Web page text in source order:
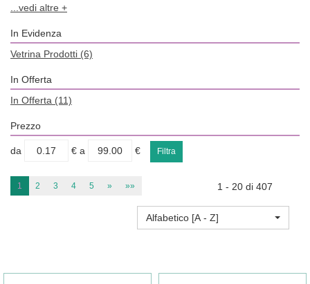
...vedi altre +
In Evidenza
Vetrina Prodotti (6)
In Offerta
In Offerta (11)
Prezzo
filtra
da €
filtra
a €
1 2 3 4 5 » »» 1 - 20 di 407
Alfabetico [A - Z]